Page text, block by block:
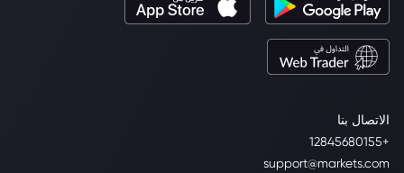
الاتصال بنا
+12845680155
support@markets.com